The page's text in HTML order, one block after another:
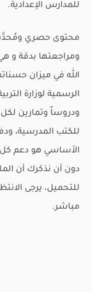
للمدارس الإعدادية.
محتوى حصري ومُحدَّث:
ومراجعتها بدقة و
الرسمية لوزارة
ودروساً وتمارين
للكتب المدرسية،
الأساسي هو دعم كل
دون أن نذكرك أن
للتحميل، يرجى
مباشر.